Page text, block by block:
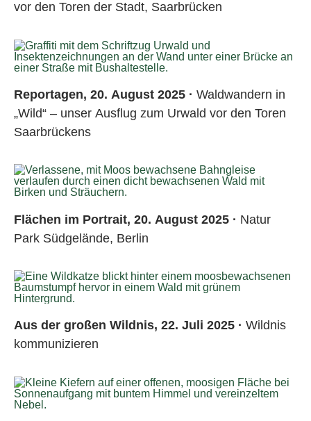
vor den Toren der Stadt, Saarbrücken
Reportagen, 20. August 2025 · Waldwandern in
„Wild“ – unser Ausflug zum Urwald vor den Toren
Saarbrückens
Flächen im Portrait, 20. August 2025 · Natur
Park Südgelände, Berlin
Aus der großen Wildnis, 22. Juli 2025 · Wildnis
kommunizieren